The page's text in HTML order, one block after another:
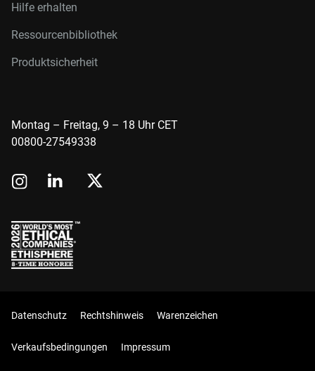
Hilfe erhalten
Ressourcenbibliothek
Produktsicherheit
Montag – Freitag, 9 – 18 Uhr CET
00800-27549338
Datenschutz Rechtshinweis Warenzeichen
Verkaufsbedingungen Impressum